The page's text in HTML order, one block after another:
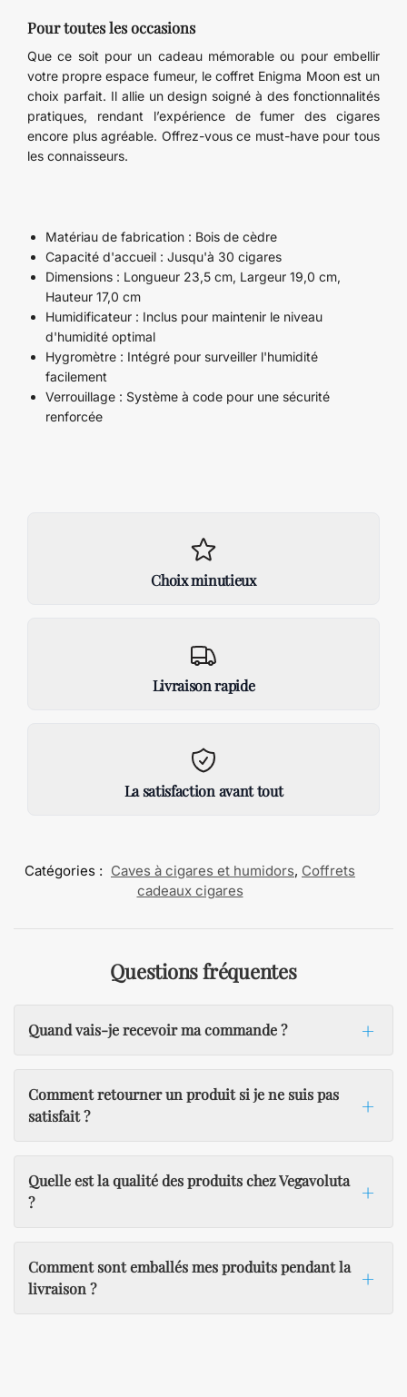
Pour toutes les occasions
Que ce soit pour un cadeau mémorable ou pour embellir
votre propre espace fumeur, le coffret Enigma Moon est un
choix parfait. Il allie un design soigné à des fonctionnalités
pratiques, rendant l’expérience de fumer des cigares
encore plus agréable. Offrez-vous ce must-have pour tous
les connaisseurs.
Matériau de fabrication : Bois de cèdre
Capacité d'accueil : Jusqu'à 30 cigares
Dimensions : Longueur 23,5 cm, Largeur 19,0 cm,
Hauteur 17,0 cm
Humidificateur : Inclus pour maintenir le niveau
d'humidité optimal
Hygromètre : Intégré pour surveiller l'humidité
facilement
Verrouillage : Système à code pour une sécurité
renforcée
Choix minutieux
Livraison rapide
La satisfaction avant tout
Catégories : Caves à cigares et humidors, Coffrets
cadeaux cigares
Questions fréquentes
Quand vais-je recevoir ma commande ?
Comment retourner un produit si je ne suis pas
satisfait ?
Quelle est la qualité des produits chez Vegavoluta
?
Comment sont emballés mes produits pendant la
livraison ?